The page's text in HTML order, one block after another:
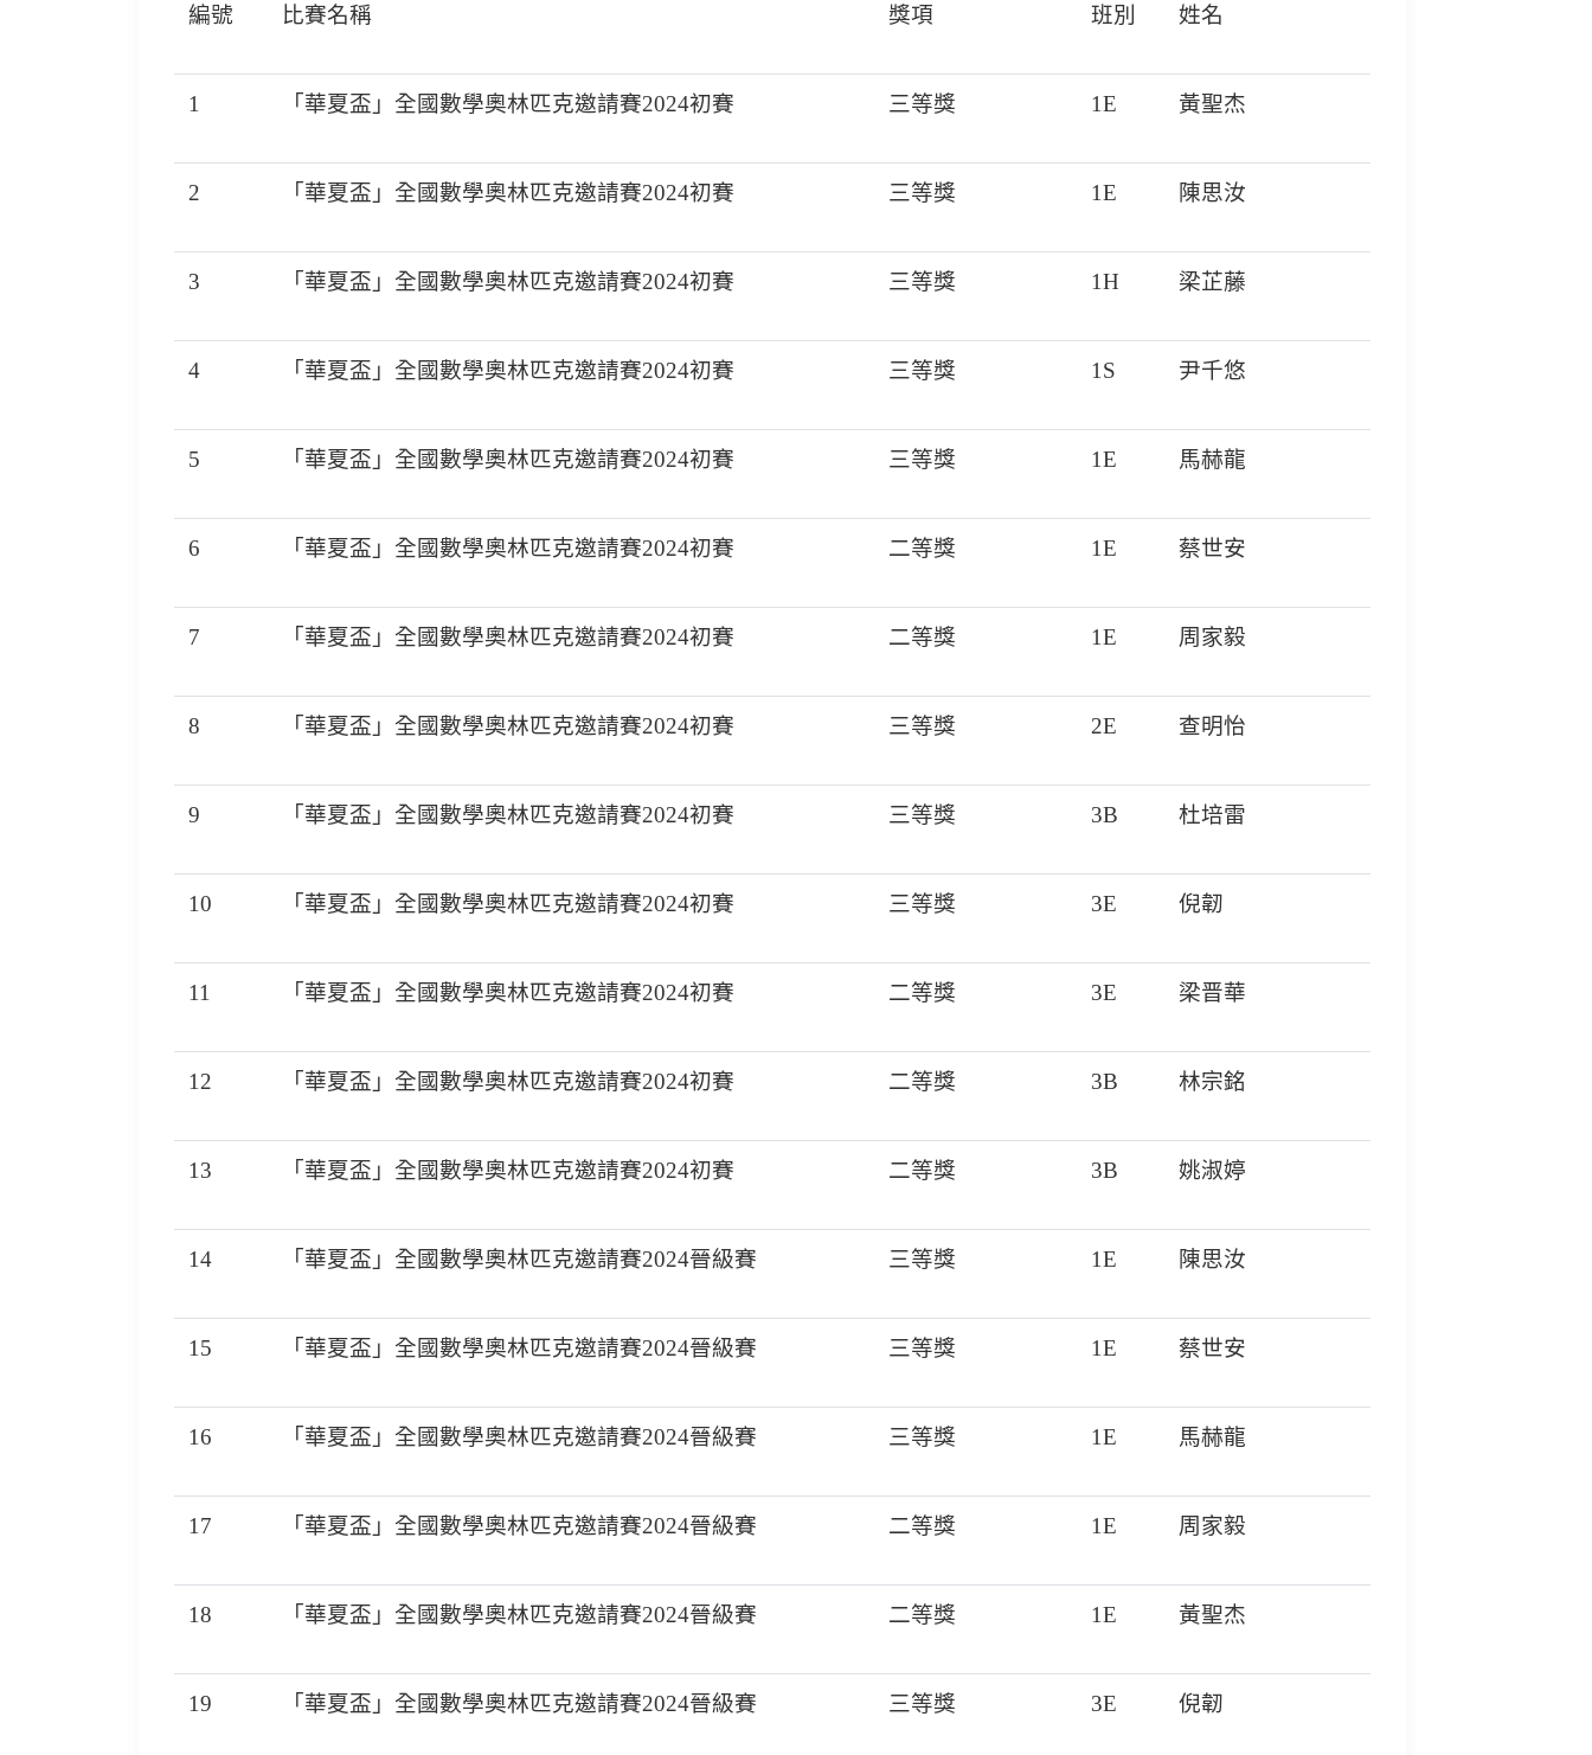
編號 比賽名稱 獎項 班別 姓名
1 「華夏盃」全國數學奧林匹克邀請賽2024初賽 三等獎 1E 黃聖杰
2 「華夏盃」全國數學奧林匹克邀請賽2024初賽 三等獎 1E 陳思汝
3 「華夏盃」全國數學奧林匹克邀請賽2024初賽 三等獎 1H 梁芷藤
4 「華夏盃」全國數學奧林匹克邀請賽2024初賽 三等獎 1S 尹千悠
5 「華夏盃」全國數學奧林匹克邀請賽2024初賽 三等獎 1E 馬赫龍
6 「華夏盃」全國數學奧林匹克邀請賽2024初賽 二等獎 1E 蔡世安
7 「華夏盃」全國數學奧林匹克邀請賽2024初賽 二等獎 1E 周家毅
8 「華夏盃」全國數學奧林匹克邀請賽2024初賽 三等獎 2E 查明怡
9 「華夏盃」全國數學奧林匹克邀請賽2024初賽 三等獎 3B 杜培雷
10 「華夏盃」全國數學奧林匹克邀請賽2024初賽 三等獎 3E 倪韌
11 「華夏盃」全國數學奧林匹克邀請賽2024初賽 二等獎 3E 梁晋華
12 「華夏盃」全國數學奧林匹克邀請賽2024初賽 二等獎 3B 林宗銘
13 「華夏盃」全國數學奧林匹克邀請賽2024初賽 二等獎 3B 姚淑婷
14 「華夏盃」全國數學奧林匹克邀請賽2024晉級賽 三等獎 1E 陳思汝
15 「華夏盃」全國數學奧林匹克邀請賽2024晉級賽 三等獎 1E 蔡世安
16 「華夏盃」全國數學奧林匹克邀請賽2024晉級賽 三等獎 1E 馬赫龍
17 「華夏盃」全國數學奧林匹克邀請賽2024晉級賽 二等獎 1E 周家毅
18 「華夏盃」全國數學奧林匹克邀請賽2024晉級賽 二等獎 1E 黃聖杰
19 「華夏盃」全國數學奧林匹克邀請賽2024晉級賽 三等獎 3E 倪韌